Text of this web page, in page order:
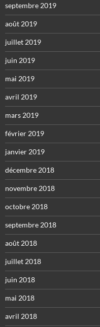
septembre 2019
août 2019
juillet 2019
juin 2019
mai 2019
avril 2019
mars 2019
février 2019
janvier 2019
décembre 2018
novembre 2018
octobre 2018
septembre 2018
août 2018
juillet 2018
juin 2018
mai 2018
avril 2018